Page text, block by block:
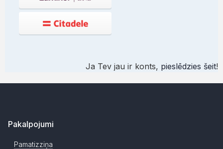
Ja Tev jau ir konts, pieslēdzies šeit!
Pakalpojumi
Pamatizziņa